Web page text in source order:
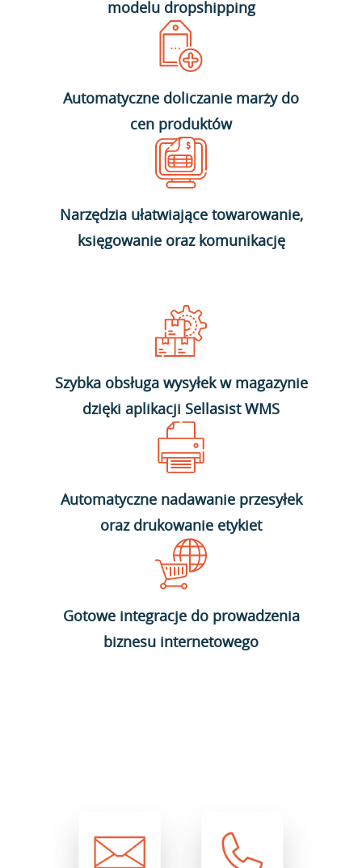
modelu dropshipping
Automatyczne doliczanie marży do
cen produktów
Narzędzia ułatwiające towarowanie,
księgowanie oraz komunikację
Szybka obsługa wysyłek w magazynie
dzięki aplikacji Sellasist WMS
Automatyczne nadawanie przesyłek
oraz drukowanie etykiet
Gotowe integracje do prowadzenia
biznesu internetowego